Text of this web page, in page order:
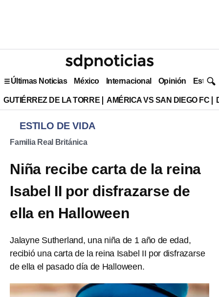
Últimas Noticias México Internacional Opinión Estilo
GUTIÉRREZ DE LA TORRE AMÉRICA VS SAN DIEGO FC
ESTILO DE VIDA
Familia Real Británica
Niña recibe carta de la reina
Isabel II por disfrazarse de
ella en Halloween
Jalayne Sutherland, una niña de 1 año de edad,
recibió una carta de la reina Isabel II por disfrazarse
de ella el pasado día de Halloween.